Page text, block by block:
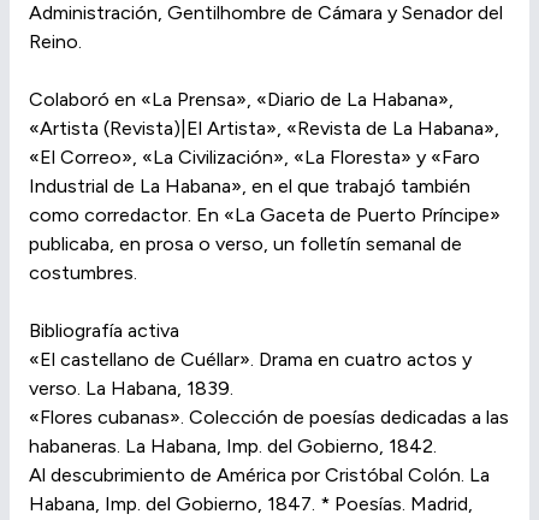
Administración, Gentilhombre de Cámara y Senador del
Reino.
Colaboró en «La Prensa», «Diario de La Habana»,
«Artista (Revista)|El Artista», «Revista de La Habana»,
«El Correo», «La Civilización», «La Floresta» y «Faro
Industrial de La Habana», en el que trabajó también
como corredactor. En «La Gaceta de Puerto Príncipe»
publicaba, en prosa o verso, un folletín semanal de
costumbres.
Bibliografía activa
«El castellano de Cuéllar». Drama en cuatro actos y
verso. La Habana, 1839.
«Flores cubanas». Colección de poesías dedicadas a las
habaneras. La Habana, Imp. del Gobierno, 1842.
Al descubrimiento de América por Cristóbal Colón. La
Habana, Imp. del Gobierno, 1847. * Poesías. Madrid,